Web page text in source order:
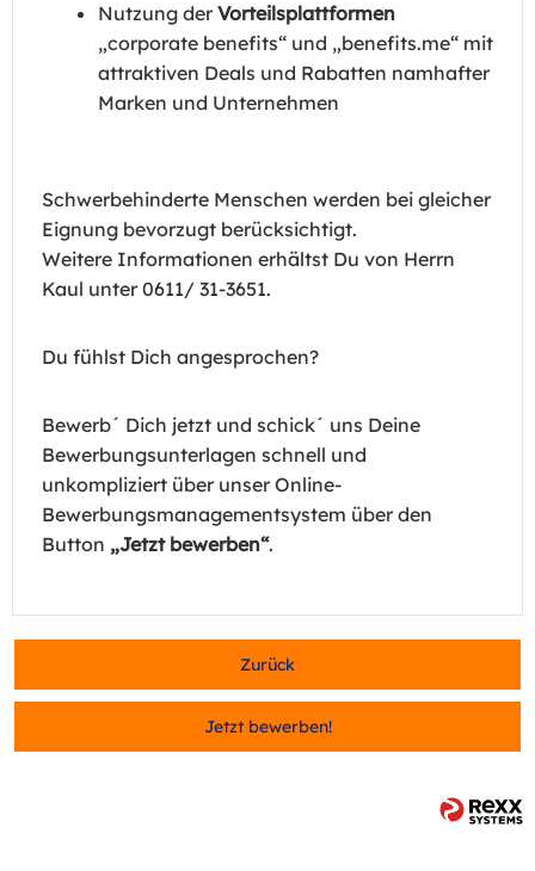
Nutzung der Vorteilsplattformen
„corporate benefits“ und „benefits.me“ mit
attraktiven Deals und Rabatten namhafter
Marken und Unternehmen
Schwerbehinderte Menschen werden bei gleicher
Eignung bevorzugt berücksichtigt.
Weitere Informationen erhältst Du von Herrn
Kaul unter 0611/ 31-3651.
Du fühlst Dich angesprochen?
Bewerb´ Dich jetzt und schick´ uns Deine
Bewerbungsunterlagen schnell und
unkompliziert über unser Online-
Bewerbungsmanagementsystem über den
Button „Jetzt bewerben“.
Zurück
Jetzt bewerben!